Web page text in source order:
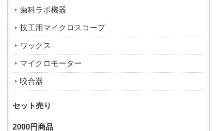
歯科ラボ機器
技工用マイクロスコープ
ワックス
マイクロモーター
咬合器
セット売り
2000円商品